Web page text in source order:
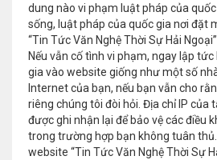
dung nào vi phạm luật pháp của
sống, luật pháp của quốc gia nơi đặt
“Tin Tức Văn Nghệ Thời Sự Hải
Nếu vẫn cố tình vi phạm, ngay lập
gia vào website giống như một số
Internet của bạn, nếu bạn vẫn cho
riêng chúng tôi đòi hỏi. Địa chỉ IP của
được ghi nhận lại để bảo vệ các điều
trong trường hợp bạn không tuân
website “Tin Tức Văn Nghệ Thời Sự